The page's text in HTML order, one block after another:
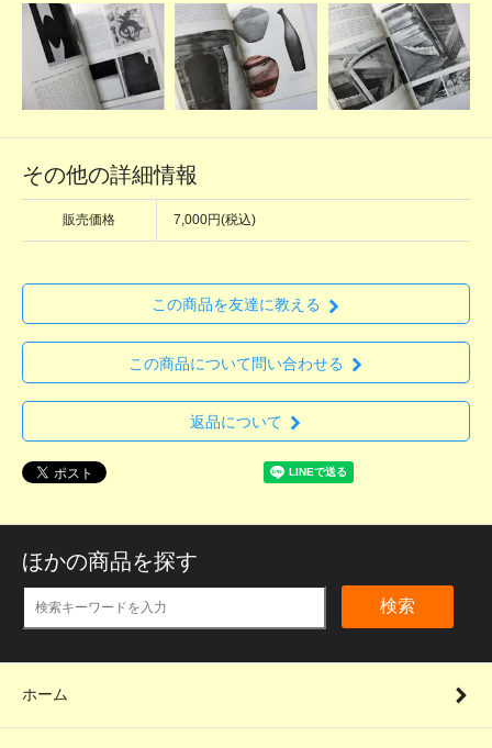
その他の詳細情報
販売価格 7,000円(税込)
この商品を友達に教える
この商品について問い合わせる
返品について
ほかの商品を探す
検索
ホーム